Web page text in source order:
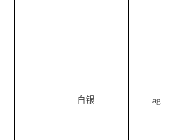
白银 ag